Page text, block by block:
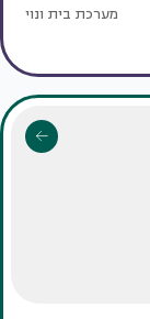
מערכת בית ונוי